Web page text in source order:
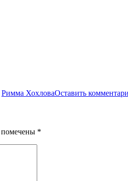
Римма ХохловаОставить
помечены *